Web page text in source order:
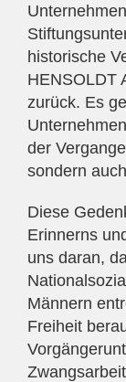
historische
HENSOLDT
zurück. Es
der
sondern
Diese
Erinnerns
uns daran,
Männern
Freiheit